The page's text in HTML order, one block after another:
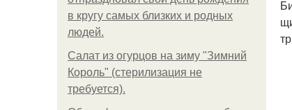
в кругу самых близких и родных
людей.
Салат из огурцов на зиму "Зимний
Король" (стерилизация не
требуется).